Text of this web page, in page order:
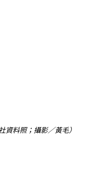
資料照；攝影／黃毛）